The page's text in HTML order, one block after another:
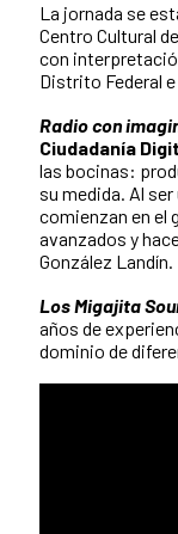
La jornada se
Centro Cultural
con
Distrito Federal
Radio con
Ciudadanía
las bocinas:
su medida. Al
comienzan en el
avanzados y
González Landín.
Los Migajita
años de
dominio de